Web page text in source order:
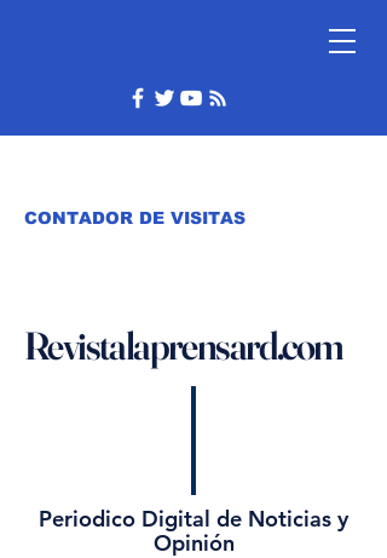
CONTADOR DE VISITAS
Revistalaprensard.com
Periodico Digital de Noticias y
Opinión